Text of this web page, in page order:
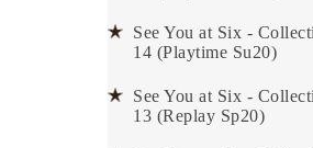
See You at Six -
14 (Playtime Su20)
See You at Six -
13 (Replay Sp20)